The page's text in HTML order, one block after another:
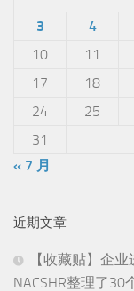
3
4
10
11
17
18
24
25
31
« 7 月
近期文章
【收藏贴】企
NACSHR整理了